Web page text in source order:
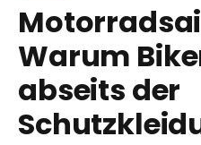
Warum
abseits der